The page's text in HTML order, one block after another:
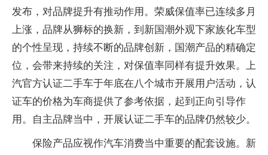
发布，对品牌提升有推动作用。荣威保值率已连续多月
上涨，品牌从狮标的换新，到新国潮外观下家族化车型
的个性呈现，持续不断的品牌创新，国潮产品的精确定
位，会带来持续的关注，对保值率同样有提升效果。上
汽官方认证二手车于年底在八个城市开展用户活动，认
证车的价格为车商提供了参考依据，起到正向引导作
用。自主品牌当中，开展认证二手车的品牌仍然较少。
保险产品应视作汽车消费当中重要的配套设施。新